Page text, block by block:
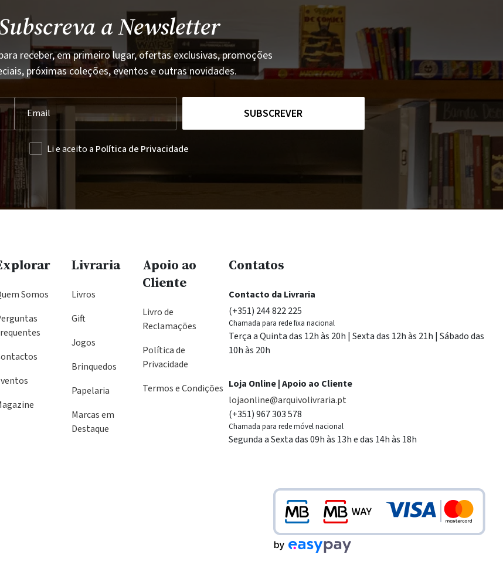
a Newsletter
receber, em primeiro lugar, ofertas exclusivas, promoções
próximas coleções, eventos e outras novidades.
SUBSCREVER
Li e aceito a Política de Privacidade
Somos
Livraria
Livros
Gift
Jogos
Brinquedos
Papelaria
Marcas em
Destaque
Apoio ao
Cliente
Livro de
Reclamações
Política de
Privacidade
Termos e Condições
Contatos
Contacto da Livraria
(+351) 244 822 225
Chamada para rede fixa nacional
Terça a Quinta das 12h às 20h | Sexta das 12h às 21h | Sábado das
10h às 20h
Loja Online | Apoio ao Cliente
lojaonline@arquivolivraria.pt
(+351) 967 303 578
Chamada para rede móvel nacional
Segunda a Sexta das 09h às 13h e das 14h às 18h